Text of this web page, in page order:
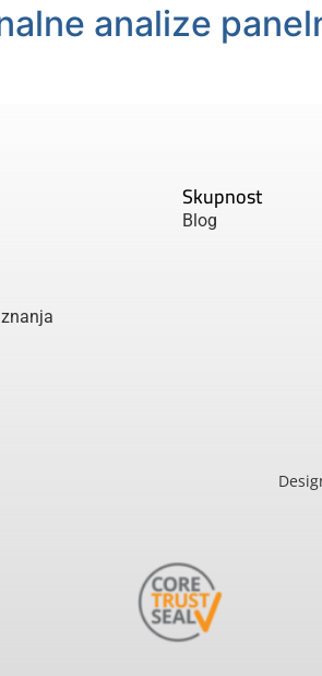
analize
Skupnost
Blog